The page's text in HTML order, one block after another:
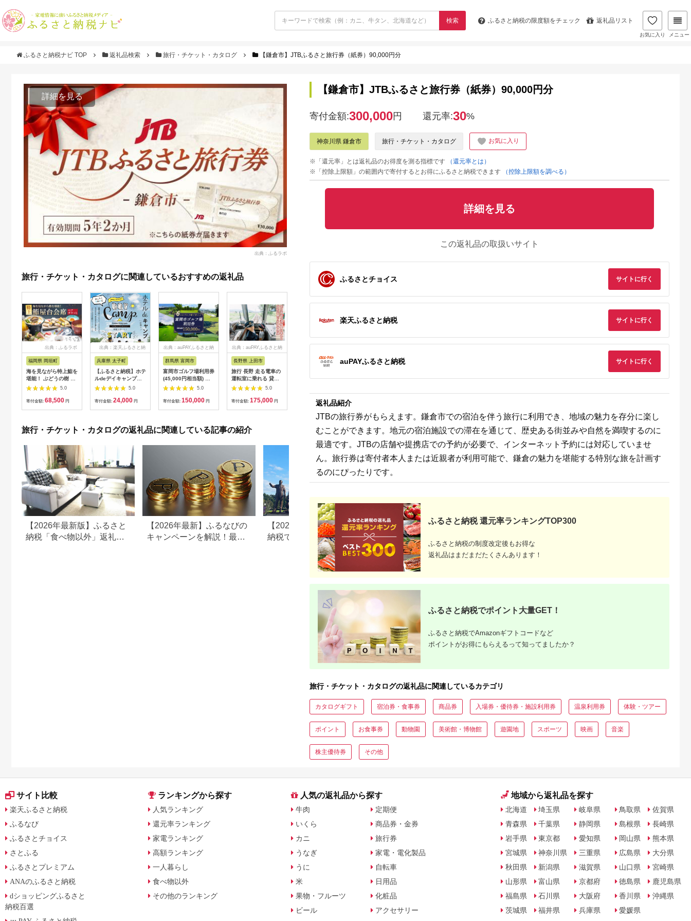
検索 ふるさと納税の限度額をチェック 返礼品リスト
お気に入り メニュー
ふるさと納税ナビ TOP 返礼品検索 旅行・チケット・カタログ 【鎌倉市】JTBふるさと旅行券（紙券）90,000円分
詳細を見る
出典：ふるラボ
旅行・チケット・カタログに関連しているおすすめの返礼品
出典：ふるラボ
福岡県 岡垣町
海を見ながら特上鮨を
堪能！ ぶどうの樹 鮨
屋台ペア お食事券 海
鮮 海 屋台 食事 ペア
福岡県 岡垣町
5.0
寄付金額: 68,500 円
出典：楽天ふるさと納
兵庫県 太子町
【ふるさと納税】ホテ
ルdeデイキャンプ体
験チケット
【1364991】
5.0
寄付金額: 24,000 円
出典：auPAYふるさと納
群馬県 富岡市
富岡市ゴルフ場利用券
(45,000円相当額) ゴ
ルフ チケット 平日 土
日 祝日 プレー券 関東
群馬県 首都圏 F20E-
5.0
寄付金額: 150,000 円
出典：auPAYふるさと納
長野県 上田市
旅行 長野 走る電車の
運転室に乗れる 貸切
列車でお仕事体験 体
験 チケット 電車 鉄道
列車 サービス 子供 子
5.0
寄付金額: 175,000 円
るさと納税
岐阜県 可児市
ラブ利用券（150,000
寄付金額:500,000円
静岡県 伊東市
ホテル別館・伊東園ホ
1泊2日2食付き(1名様
賓舘 お食事券
神奈川県 大磯町 お惣
お土産 父の日 贈答品
揚げ物 母の日 ギフト
お歳暮 食品 敬老の日
おかず 有名地元店 こ
だわり 大磯グルメ 】
石垣島1日アクティビ
NS-2
北海道富良野市 日本
旅行 地域限定旅行ク
長野県 塩尻市
信州健康ランド ギフ
ト券（1000円券×9
サウナ 大浴場 ボディ
長野県 塩尻市
旅行・チケット・カタログの返礼品に関連している記事の紹介
【2026年最新版】ふるさと
納税「食べ物以外」返礼品
【2026年最新】ふるなびの
キャンペーンを解説！最大
【2026年最新版】ふるさと
納税でディズニー返礼品は
もらえる？ホテル・チケッ
ト・公式グッズを徹底解説
ふるさと納税、年収いくら
で30万円寄付できる？おす
すめ返礼品も紹介
【鎌倉市】JTBふるさと旅行券（紙券）90,000円分
寄付金額:300,000円 還元率:30%
神奈川県 鎌倉市 旅行・チケット・カタログ お気に入り
※「還元率」とは返礼品のお得度を測る指標です
（還元率とは）
※「控除上限額」の範囲内で寄付するとお得にふるさと納税できます
（控除上限額を調べる）
詳細を見る
この返礼品の取扱いサイト
ふるさとチョイス サイトに行く
楽天ふるさと納税 サイトに行く
auPAYふるさと納税 サイトに行く
返礼品紹介
JTBの旅行券がもらえます。鎌倉市での宿泊を伴う旅行に利用でき、地域の魅力を存分に楽し
むことができます。地元の宿泊施設での滞在を通じて、歴史ある街並みや自然を満喫するのに
最適です。JTBの店舗や提携店での予約が必要で、インターネット予約には対応していませ
ん。旅行券は寄付者本人または近親者が利用可能で、鎌倉の魅力を堪能する特別な旅を計画す
るのにぴったりです。
ふるさと納税 還元率ランキングTOP300
ふるさと納税の制度改定後もお得な
返礼品はまだまだたくさんあります！
ふるさと納税でポイント大量GET！
ふるさと納税でAmazonギフトコードなど
ポイントがお得にもらえるって知ってましたか？
旅行・チケット・カタログの返礼品に関連しているカテゴリ
カタログギフト 宿泊券・食事券 商品券 入場券・優待券・施設利用券 温泉利用券 体験・ツアー
ポイント お食事券 動物園 美術館・博物館 遊園地 スポーツ 映画 音楽
株主優待券 その他
サイト比較
楽天ふるさと納税
ふるなび
ふるさとチョイス
さとふる
ふるさとプレミアム
ANAのふるさと納税
dショッピングふるさと
納税百選
ランキングから探す
人気ランキング
還元率ランキング
家電ランキング
高額ランキング
一人暮らし
食べ物以外
その他のランキング
人気の返礼品から探す
牛肉
いくら
カニ
うなぎ
うに
米
果物・フルーツ
ビール
定期便
商品券・金券
旅行券
家電・電化製品
自転車
日用品
化粧品
アクセサリー
地域から返礼品を探す
北海道
青森県
岩手県
宮城県
秋田県
山形県
福島県
茨城県
埼玉県
千葉県
東京都
神奈川県
新潟県
富山県
石川県
福井県
岐阜県
静岡県
愛知県
三重県
滋賀県
京都府
大阪府
兵庫県
鳥取県
島根県
岡山県
広島県
山口県
徳島県
香川県
愛媛県
佐賀県
長崎県
熊本県
大分県
宮崎県
鹿児島県
沖縄県